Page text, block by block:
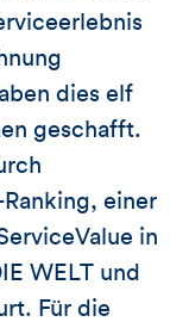
dies elf
geschafft.
einer
in
WELT und
Für die